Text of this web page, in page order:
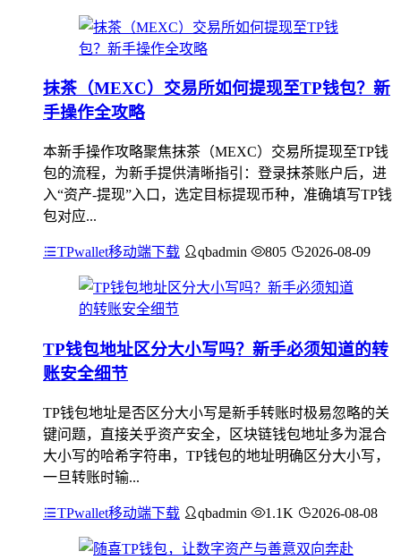
抹茶（MEXC）交易所如何提现至TP钱包？新
手操作全攻略
本新手操作攻略聚焦抹茶（MEXC）交易所提现至TP钱
包的流程，为新手提供清晰指引：登录抹茶账户后，进
入“资产-提现”入口，选定目标提现币种，准确填写TP钱
包对应...
TPwallet移动端下载 qbadmin 805 2026-08-09
TP钱包地址区分大小写吗？新手必须知道的转
账安全细节
TP钱包地址是否区分大小写是新手转账时极易忽略的关
键问题，直接关乎资产安全，区块链钱包地址多为混合
大小写的哈希字符串，TP钱包的地址明确区分大小写，
一旦转账时输...
TPwallet移动端下载 qbadmin 1.1K 2026-08-08